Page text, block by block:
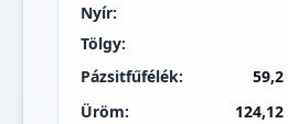
Nyír:
Tölgy:
Pázsitfűfélék:
Üröm: